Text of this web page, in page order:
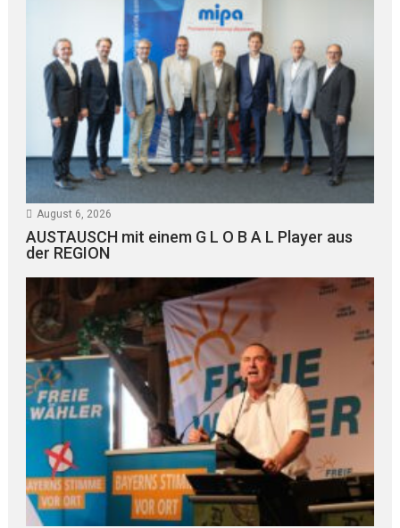
August 6, 2026
AUSTAUSCH mit einem G L O B A L Player aus
der REGION